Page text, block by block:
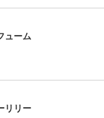
ューム
リリー